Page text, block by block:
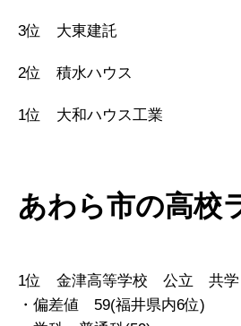
3位 大東建託
2位 積水ハウス
1位 大和ハウス工業
あわら市の高校
1位 金津高等学校 公立 共
・偏差値 59(福井県内6位)